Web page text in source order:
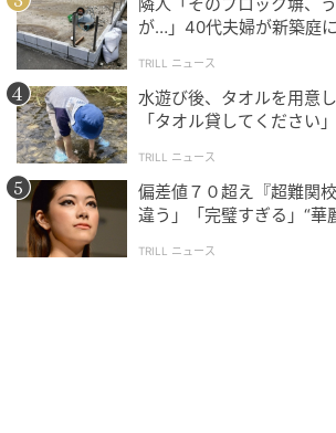
ウーマンエキサイト
が…」40代夫婦が新築庭
TRILL ニュース
水遊び後、タオルを用
「タオル貸してください
TRILL ニュース
偏差値７０超え『超難関
違う」「完璧すぎる」“華
TRILL ニュース